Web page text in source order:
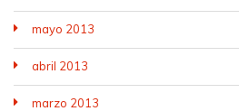
mayo 2013
abril 2013
marzo 2013